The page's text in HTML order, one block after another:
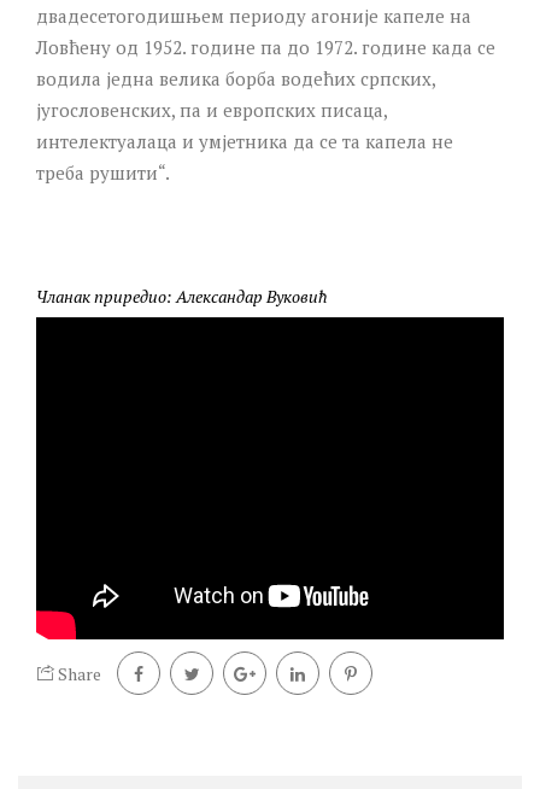
двадесетогодишњем периоду агоније капеле на
Ловћену од 1952. године па до 1972. године када се
водила једна велика борба водећих српских,
југословенских, па и европских писаца,
интелектуалаца и умјетника да се та капела не
треба рушити“.
Чланак приредио: Александар Вуковић
Share